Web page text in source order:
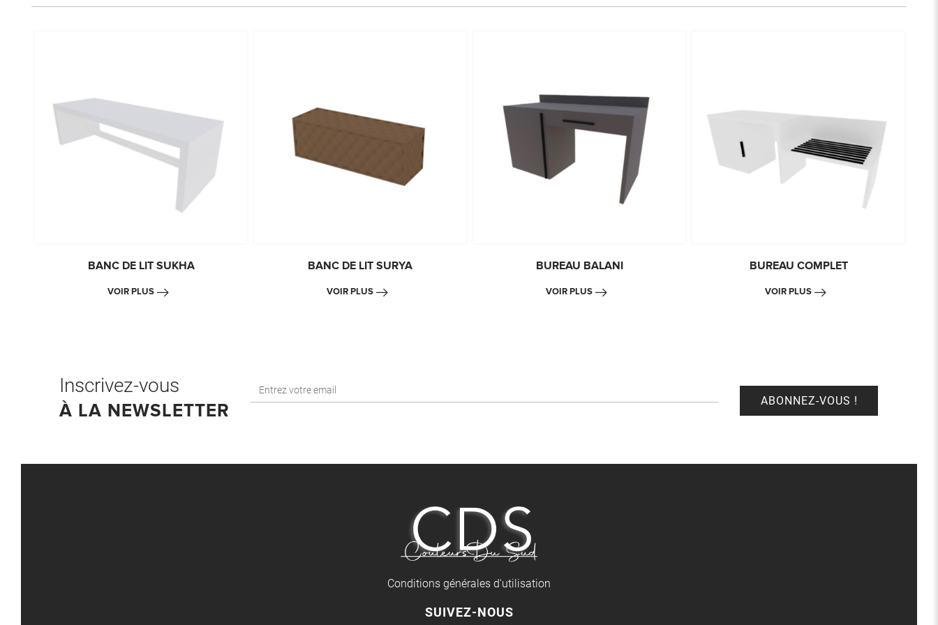
BANC DE LIT SUKHA
VOIR PLUS
BANC DE LIT SURYA
VOIR PLUS
BUREAU BALANI
VOIR PLUS
BUREAU COMPLET
VOIR PLUS
Inscrivez-vous
À LA NEWSLETTER
Conditions générales d'utilisation
SUIVEZ-NOUS